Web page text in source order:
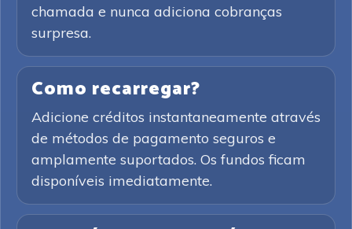
chamada e nunca adiciona cobranças
surpresa.
Como recarregar?
Adicione créditos instantaneamente através
de métodos de pagamento seguros e
amplamente suportados. Os fundos ficam
disponíveis imediatamente.